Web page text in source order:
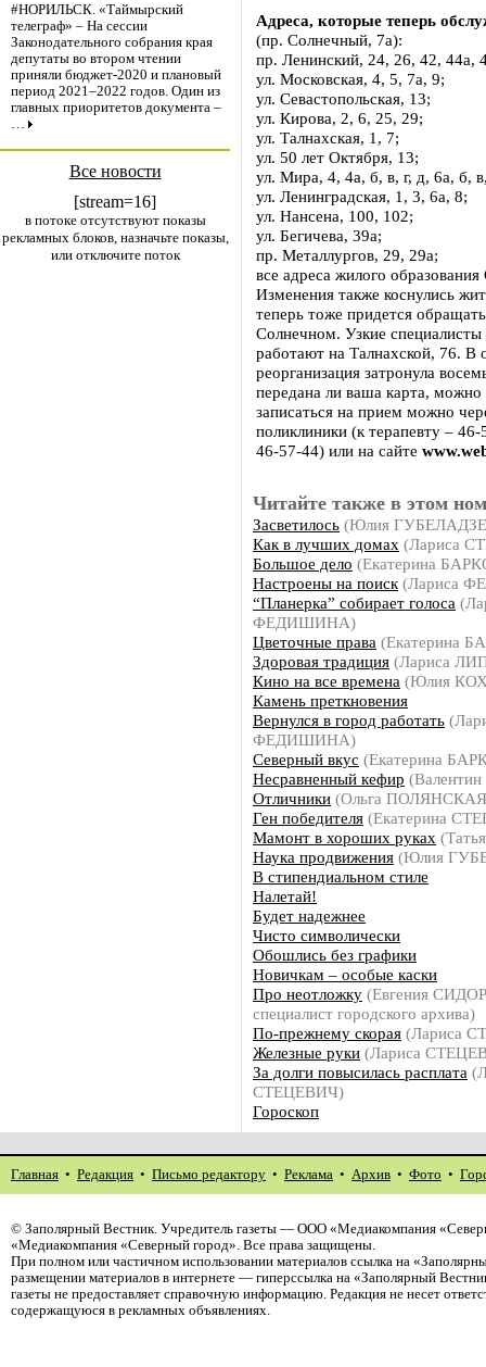
#НОРИЛЬСК. «Таймырский
телеграф» – На сессии
Законодательного собрания края
депутаты во втором чтении
приняли бюджет-2020 и плановый
период 2021–2022 годов. Один из
главных приоритетов документа –
…
Все новости
[stream=16]
в потоке отсутствуют показы
рекламных блоков, назначьте показы,
или отключите поток
Адреса, которые теперь
(пр. Солнечный, 7а):
пр. Ленинский, 24, 26, 42, 44а,
ул. Московская, 4, 5, 7а, 9;
ул. Севастопольская, 13;
ул. Кирова, 2, 6, 25, 29;
ул. Талнахская, 1, 7;
ул. 50 лет Октября, 13;
ул. Мира, 4, 4а, б, в, г, д, 6а, б,
ул. Ленинградская, 1, 3, 6а, 8;
ул. Нансена, 100, 102;
ул. Бегичева, 39а;
пр. Металлургов, 29, 29а;
все адреса жилого образования
Изменения также коснулись
теперь тоже придется
Солнечном. Узкие
работают на Талнахской, 76. В
реорганизация затронула
передана ли ваша карта,
записаться на прием можно
поликлиники (к терапевту –
46-57-44) или на сайте
Читайте также в этом
Засветилось (Юлия
Как в лучших домах (Лариса
Большое дело (Екатерина
Настроены на поиск (Лариса
“Планерка” собирает голоса
ФЕДИШИНА)
Цветочные права (Екатерина
Здоровая традиция (Лариса
Кино на все времена (Юлия
Камень преткновения
Вернулся в город работать
ФЕДИШИНА)
Северный вкус (Екатерина
Несравненный кефир
Отличники (Ольга
Ген победителя (Екатерина
Мамонт в хороших руках
Наука продвижения (Юлия
В стипендиальном стиле
Налетай!
Будет надежнее
Чисто символически
Обошлись без графики
Новичкам – особые каски
Про неотложку (Евгения
специалист городского архива)
По-прежнему скорая (Лариса
Железные руки (Лариса
За долги повысилась расплата
СТЕЦЕВИЧ)
Гороскоп
Главная • Редакция • Письмо редактору • Реклама • Архив • Фото •
© Заполярный Вестник. Учредитель газеты — ООО «Медиакомпания
«Медиакомпания «Северный город». Все права защищены.
При полном или частичном использовании материалов ссылка на
размещении материалов в интернете — гиперссылка на «Заполярный
газеты не предоставляет справочную информацию. Редакция не несет
содержащуюся в рекламных объявлениях.